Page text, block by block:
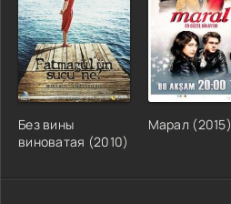
Без вины
виноватая (2010)
Марал (2015)